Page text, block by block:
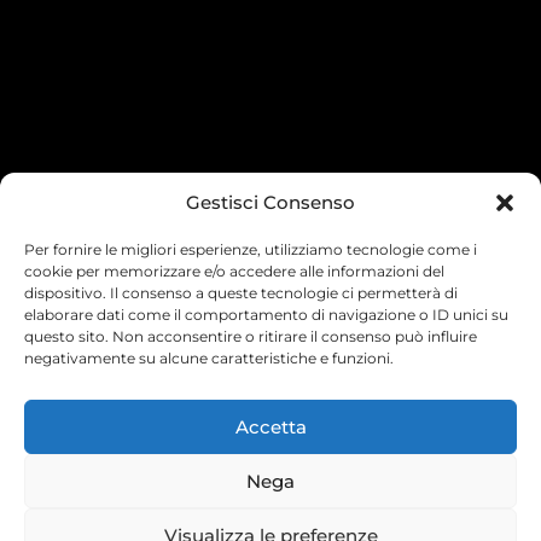
Gestisci Consenso
Per fornire le migliori esperienze, utilizziamo tecnologie come i
cookie per memorizzare e/o accedere alle informazioni del
dispositivo. Il consenso a queste tecnologie ci permetterà di
elaborare dati come il comportamento di navigazione o ID unici su
questo sito. Non acconsentire o ritirare il consenso può influire
negativamente su alcune caratteristiche e funzioni.
Accetta
Nega
Visualizza le preferenze